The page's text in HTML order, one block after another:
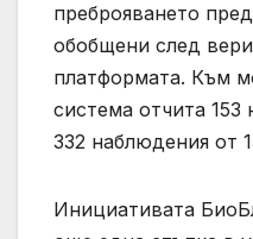
преброяването
обобщени след
платформата. Към
система отчита
332 наблюдения от
Инициативата